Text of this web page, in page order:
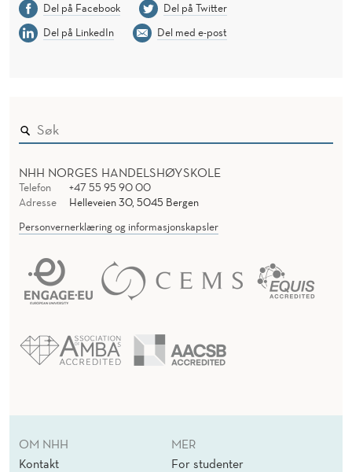
Del på Facebook
Del på Twitter
Del på LinkedIn
Del med e-post
NHH NORGES HANDELSHØYSKOLE
Telefon
+47 55 95 90 00
Adresse
Helleveien 30, 5045 Bergen
Personvernerklæring og informasjonskapsler
OM NHH
Kontakt
MER
For studenter